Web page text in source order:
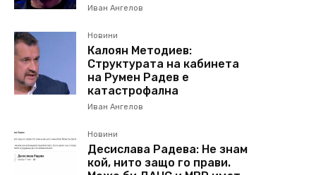
Иван Ангелов
Новини
Калоян Методиев:
Структурата на кабинета
на Румен Радев е
катастрофална
Иван Ангелов
Новини
Десислава Радева: Не знам
кой, нито защо го прави.